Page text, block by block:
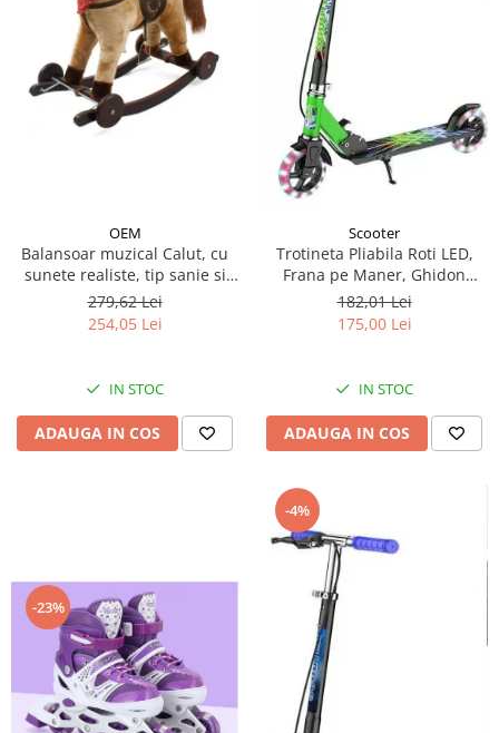
OEM
Balansoar muzical Calut, cu
sunete realiste, tip sanie si
roti - Crem
279,62 Lei
254,05 Lei
IN STOC
ADAUGA IN COS
Scooter
Trotineta Pliabila Roti LED,
Frana pe Maner, Ghidon
Reglabil - Verde
182,01 Lei
175,00 Lei
IN STOC
ADAUGA IN COS
-23%
-4%